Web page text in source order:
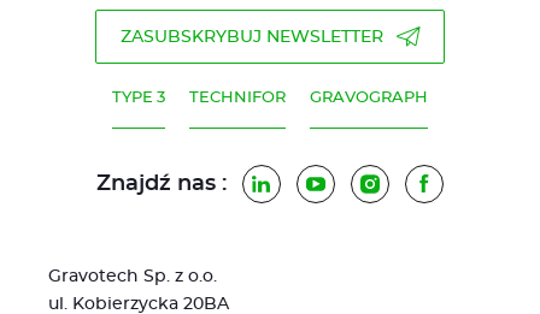
ZASUBSKRYBUJ NEWSLETTER
TYPE 3 TECHNIFOR GRAVOGRAPH
Znajdź nas : LinkedInYouTubeInstagramFacebook
Gravotech Sp. z o.o.
ul. Kobierzycka 20BA